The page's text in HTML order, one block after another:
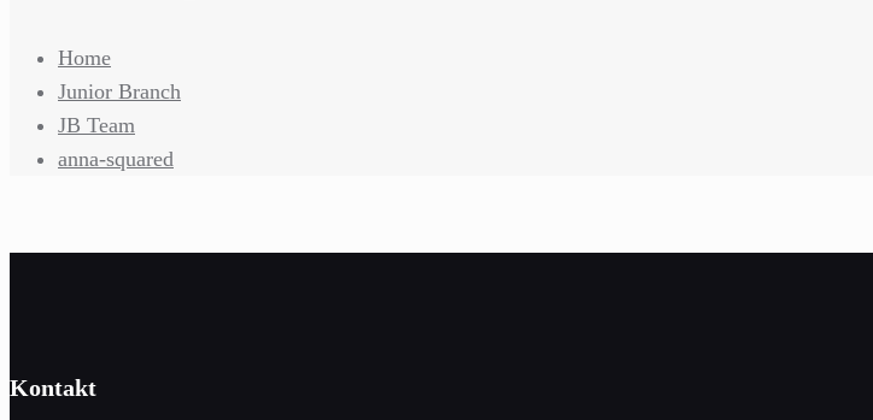
Home
Junior Branch
JB Team
anna-squared
Kontakt